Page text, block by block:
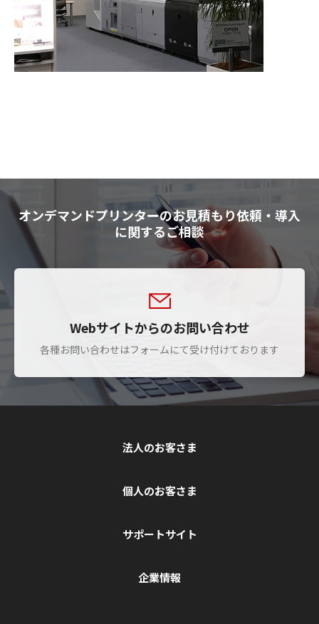
オンデマンドプリンターのお見積もり依頼・導入
に関するご相談
Webサイトからのお問い合わせ
各種お問い合わせはフォームにて受け付けております
法人のお客さま
個人のお客さま
サポートサイト
企業情報